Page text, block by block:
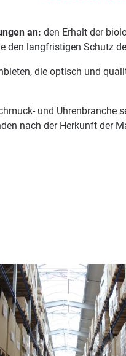
an: den Erhalt der
den langfristigen Schutz
die optisch und
und Uhrenbranche
nach der Herkunft der